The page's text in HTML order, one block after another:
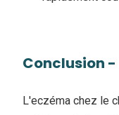
Conclusion -
L'eczéma chez le